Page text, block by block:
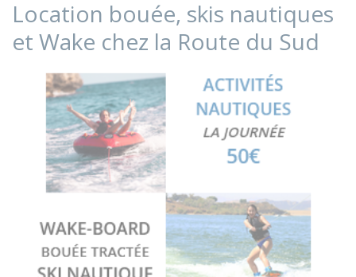
Location bouée, skis nautiques
et Wake chez la Route du Sud